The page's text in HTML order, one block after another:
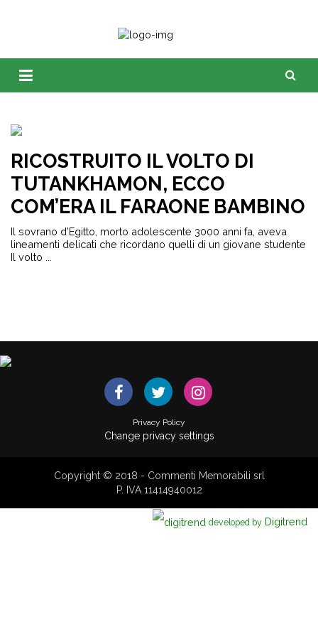
RICOSTRUITO IL VOLTO DI
TUTANKHAMON, ECCO
COM’ERA IL FARAONE BAMBINO
Il sovrano d’Egitto, morto adolescente 3000 anni fa, aveva
lineamenti delicati che ricordano quelli di un giovane studente
Il volto ...
Privacy Policy
Change privacy settings
Copyright © 2018 - Commenti Memorabili srl
P. IVA 11414940012
developed by Digitrend